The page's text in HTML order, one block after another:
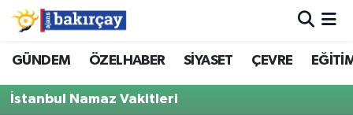
GÜNDEM ÖZELHABER SİYASET ÇEVRE
İstanbul Namaz Vakitleri
İzmir Nöbetçi Eczaneler
İzmir Hava Durumu